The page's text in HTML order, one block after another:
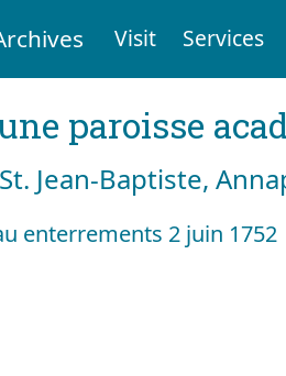
Visit Services
paroisse
Jean-Baptiste,
enterrements 2 juin 1752